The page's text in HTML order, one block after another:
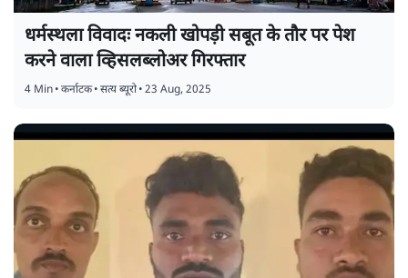
धर्मस्थला विवादः नकली खोपड़ी सबूत के तौर पर पेश
करने वाला व्हिसलब्लोअर गिरफ्तार
4 Min•कर्नाटक•सत्य ब्यूरो•23 Aug, 2025